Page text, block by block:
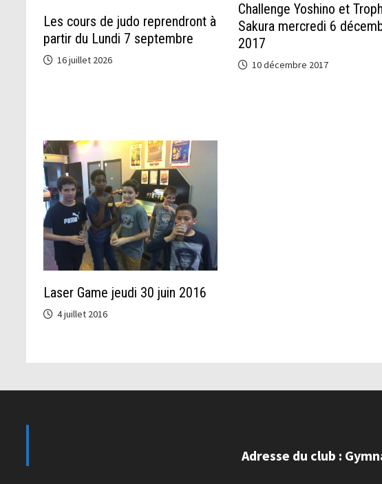
Les cours de judo reprendront à
partir du Lundi 7 septembre
16 juillet 2026
Challenge Yoshino et
Sakura mercredi 6
2017
10 décembre 2017
Laser Game jeudi 30 juin 2016
4 juillet 2016
Adresse du club :